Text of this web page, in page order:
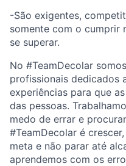
-São exigentes,
somente com o cumprir
se superar.
No #TeamDecolar
profissionais dedicados
experiências para que
das pessoas.
medo de errar e
#TeamDecolar é
meta e não parar até
aprendemos com os